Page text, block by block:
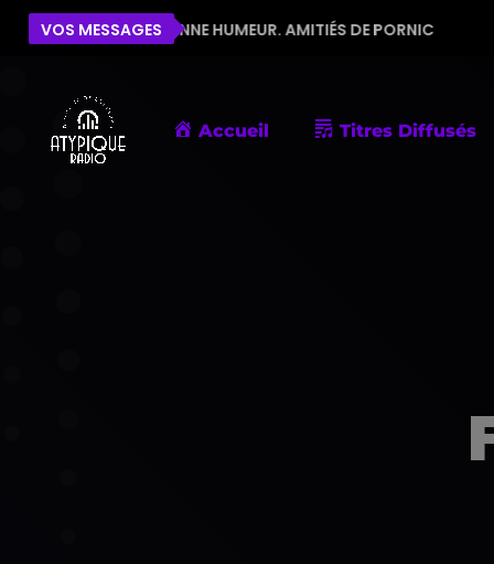
VOS MESSAGES
LA BONNE HUMEUR. AMITIÉS DE PORNIC
Accueil Titres Diffusés